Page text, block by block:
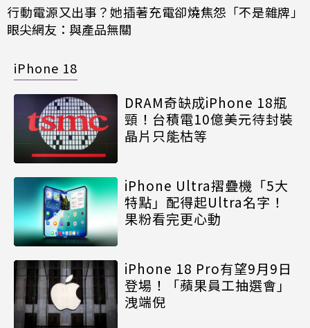
行動電源又出事？她插著充電卻燒焦怨「不是雜牌」
眼尖網友：與產品無關
iPhone 18
DRAM奇缺成iPhone 18瓶
頸！台積電10億美元待封裝
晶片只能枯等
iPhone Ultra摺疊機「5大
特點」配得起Ultra名字！
果粉看完更心動
iPhone 18 Pro有望9月9日
登場！「蘋果員工抽選會」
洩端倪